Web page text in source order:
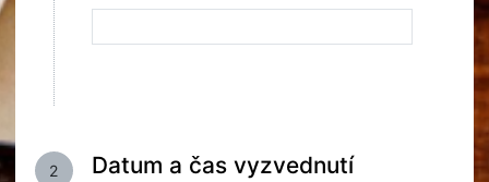
2 Datum a čas vyzvednutí